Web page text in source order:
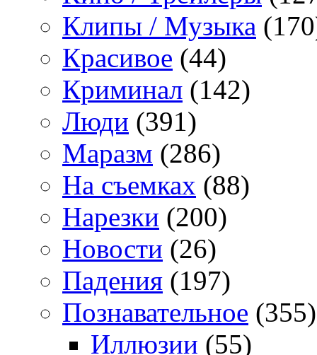
Клипы / Музыка
Красивое (44)
Криминал (142)
Люди (391)
Маразм (286)
На съемках (88)
Нарезки (200)
Новости (26)
Падения (197)
Познавательное (355)
Иллюзии (55)